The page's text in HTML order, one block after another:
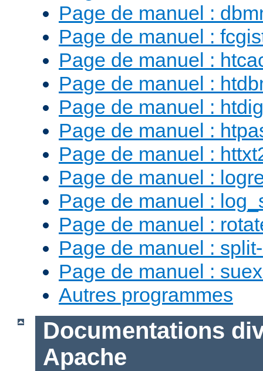
Page de manuel :
Page de manuel :
Page de manuel :
Page de manuel :
Page de manuel :
Page de manuel :
Page de manuel :
Page de manuel :
Page de manuel :
Page de manuel :
Page de manuel :
Page de manuel :
Autres programmes
Documentations
Apache